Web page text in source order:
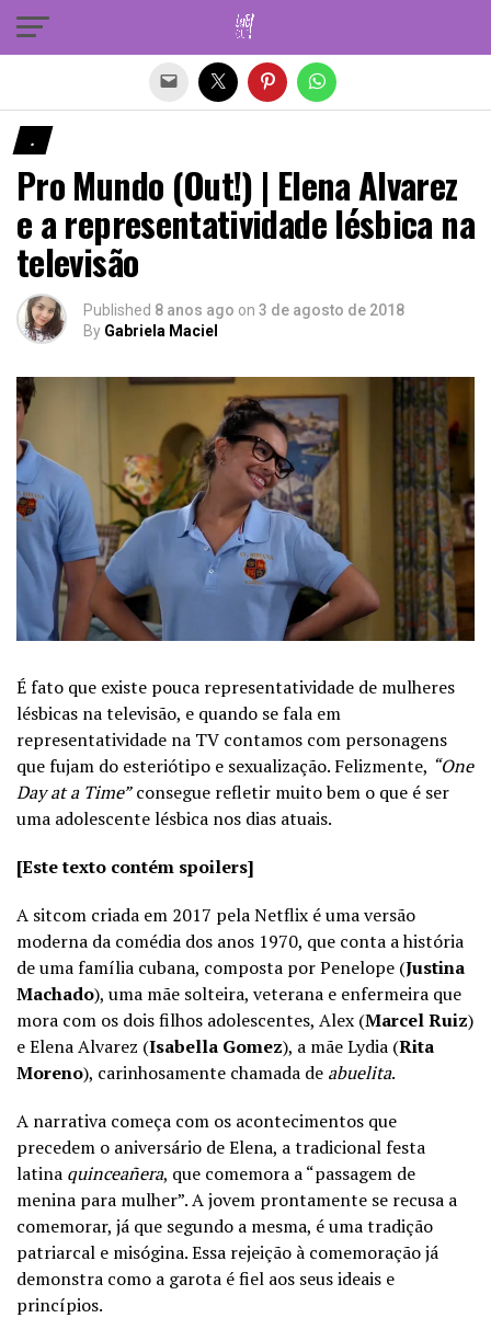
.
Pro Mundo (Out!) | Elena Alvarez
e a representatividade lésbica na
televisão
Published 8 anos ago on 3 de agosto de 2018
By Gabriela Maciel
É fato que existe pouca representatividade de mulheres
lésbicas na televisão, e quando se fala em
representatividade na TV contamos com personagens
que fujam do esteriótipo e sexualização. Felizmente, “One
Day at a Time”consegue refletir muito bem o que é ser
uma adolescente lésbica nos dias atuais.
[Este texto contém spoilers]
A sitcom criada em 2017 pela Netflix é uma versão
moderna da comédia dos anos 1970, que conta a história
de uma família cubana, composta por Penelope (Justina
Machado), uma mãe solteira, veterana e enfermeira que
mora com os dois filhos adolescentes, Alex (Marcel Ruiz)
e Elena Alvarez (Isabella Gomez), a mãe Lydia (Rita
Moreno), carinhosamente chamada de abuelita.
A narrativa começa com os acontecimentos que
precedem o aniversário de Elena, a tradicional festa
latina quinceañera, que comemora a “passagem de
menina para mulher”. A jovem prontamente se recusa a
comemorar, já que segundo a mesma, é uma tradição
patriarcal e misógina. Essa rejeição à comemoração já
demonstra como a garota é fiel aos seus ideais e
princípios.
Sair da versão mobile